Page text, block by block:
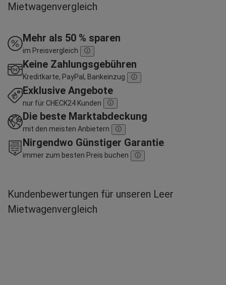
Mietwagenvergleich
Mehr als 50 % sparen
im Preisvergleich
Keine Zahlungsgebühren
Kreditkarte, PayPal, Bankeinzug
Exklusive Angebote
nur für CHECK24 Kunden
Die beste Marktabdeckung
mit den meisten Anbietern
Nirgendwo Günstiger Garantie
immer zum besten Preis buchen
Kundenbewertungen für unseren Leer
Mietwagenvergleich